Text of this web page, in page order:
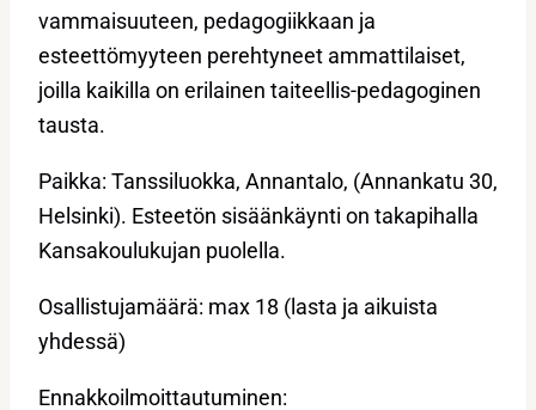
vammaisuuteen, pedagogiikkaan ja
esteettömyyteen perehtyneet ammattilaiset,
joilla kaikilla on erilainen taiteellis-pedagoginen
tausta.
Paikka: Tanssiluokka, Annantalo, (Annankatu 30,
Helsinki). Esteetön sisäänkäynti on takapihalla
Kansakoulukujan puolella.
Osallistujamäärä: max 18 (lasta ja aikuista
yhdessä)
Ennakkoilmoittautuminen: